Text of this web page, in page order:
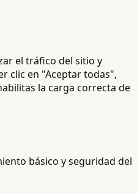
el tráfico del sitio y
clic en "Aceptar todas",
la carga correcta de
básico y seguridad del